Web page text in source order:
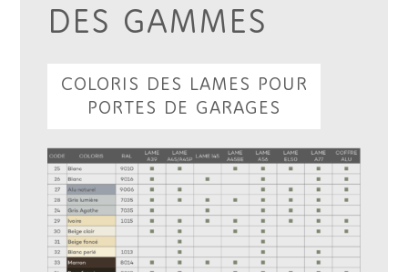
DES GAMMES
COLORIS DES LAMES POUR
PORTES DE GARAGES